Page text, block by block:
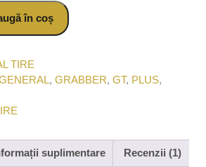
GENERAL TIRE GRABBER GT
în coș
TIRE
, GRABBER, GT, PLUS,
suplimentare Recenzii (1)